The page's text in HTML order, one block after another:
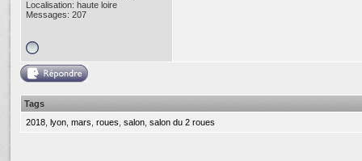
Localisation: haute loire
Messages: 207
Tags
2018 lyon mars roues salon salon du 2 roues